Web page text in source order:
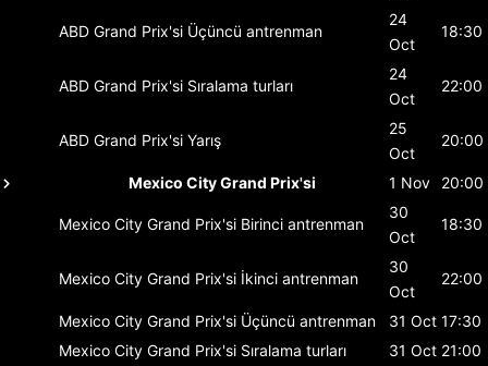
ABD Grand Prix'si Üçüncü antrenman
24
Oct
18:30
ABD Grand Prix'si Sıralama turları
24
Oct
22:00
ABD Grand Prix'si Yarış
25
Oct
20:00
Mexico City Grand Prix'si 1 Nov 20:00
Mexico City Grand Prix'si Birinci antrenman
30
Oct
18:30
Mexico City Grand Prix'si İkinci antrenman
30
Oct
22:00
Mexico City Grand Prix'si Üçüncü antrenman 31 Oct 17:30
Mexico City Grand Prix'si Sıralama turları 31 Oct 21:00